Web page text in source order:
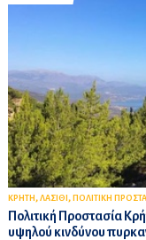
ΚΡΗΤΗ , ΛΑΣΙΘΙ , ΠΟΛΙΤΙΚΗ
Πολιτική Προστασία
υψηλού κινδύνου